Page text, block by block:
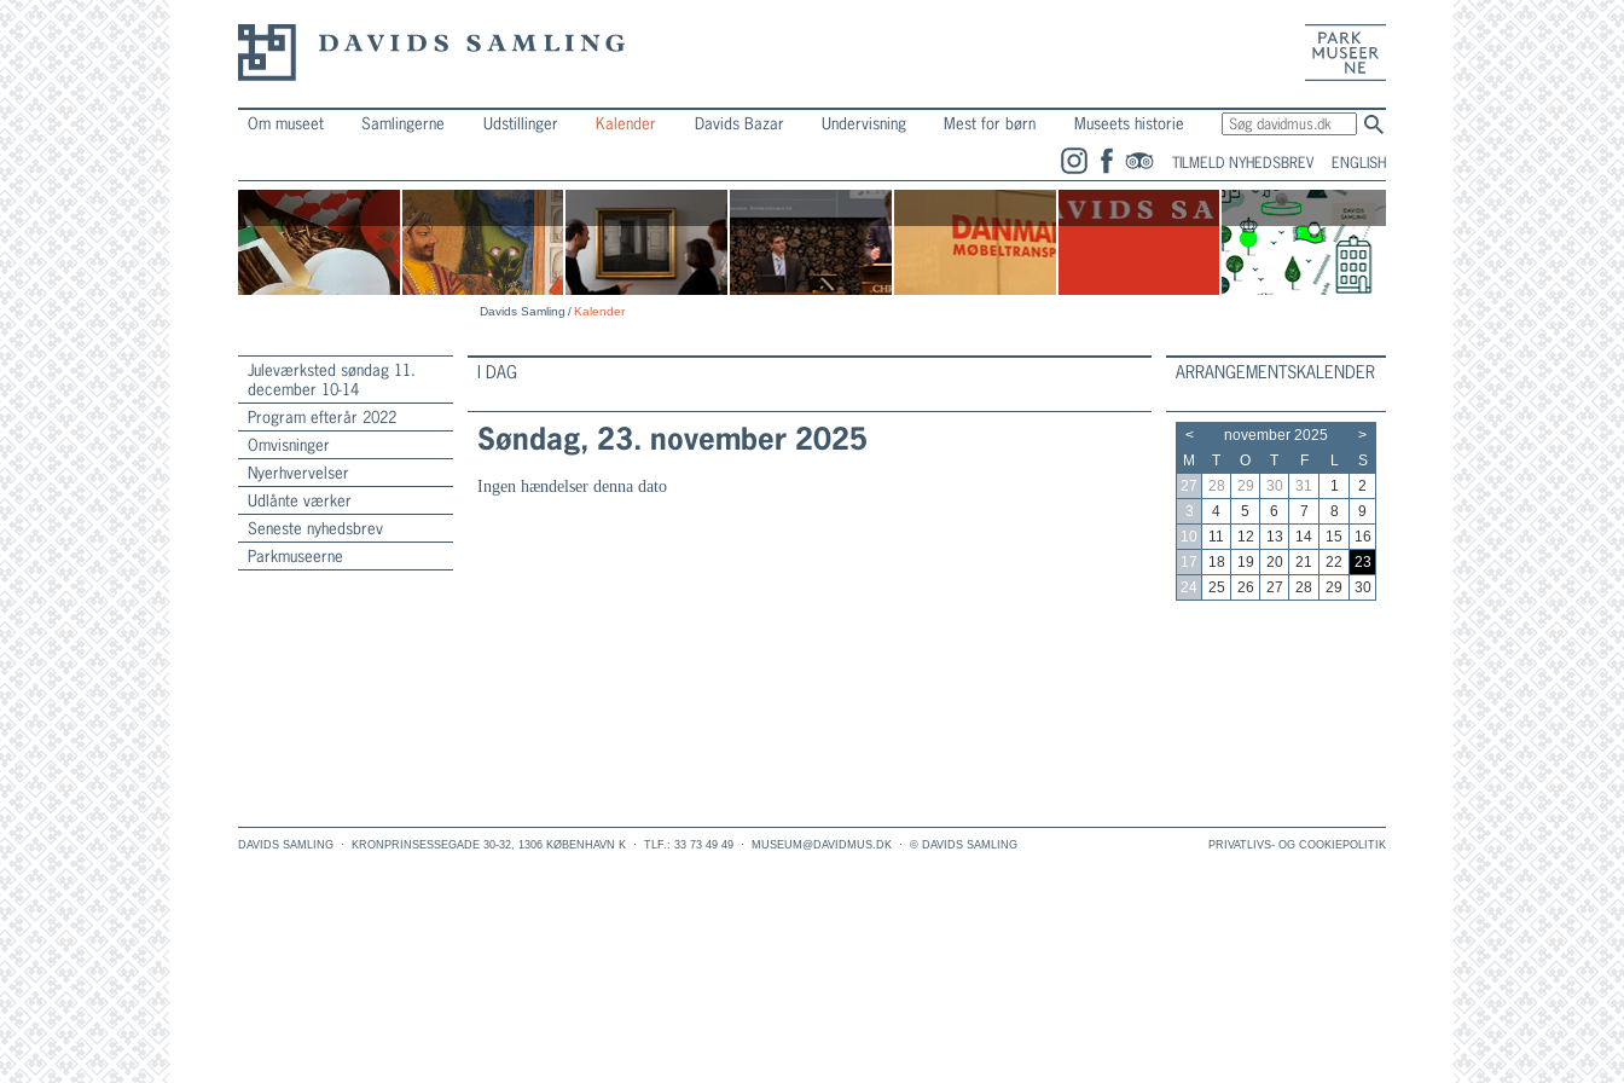
Om museet Samlingerne Udstillinger Kalender Davids Bazar Undervisning Mest for børn Museets historie
TILMELD NYHEDSBREV ENGLISH
Davids Samling /Kalender
Juleværksted søndag 11.
december 10-14
Program efterår 2022
Omvisninger
Nyerhvervelser
Udlånte værker
Seneste nyhedsbrev
Parkmuseerne
I DAG
Søndag, 23. november 2025
Ingen hændelser denna dato
ARRANGEMENTSKALENDER
< november 2025
>
M
T O T F L
S
27
28 29 30 31 1
2
3
4 5 6 7 8
9
10
11 12 13 14 15
16
17
18 19 20 21 22
23
24
25 26 27 28 29 30
DAVIDS SAMLING · KRONPRINSESSEGADE 30-32, 1306 KØBENHAVN K · TLF.: 33 73 49 49 · MUSEUM@DAVIDMUS.DK · PRIVATLIVS- OG COOKIEPOLITIK
© DAVIDS SAMLING